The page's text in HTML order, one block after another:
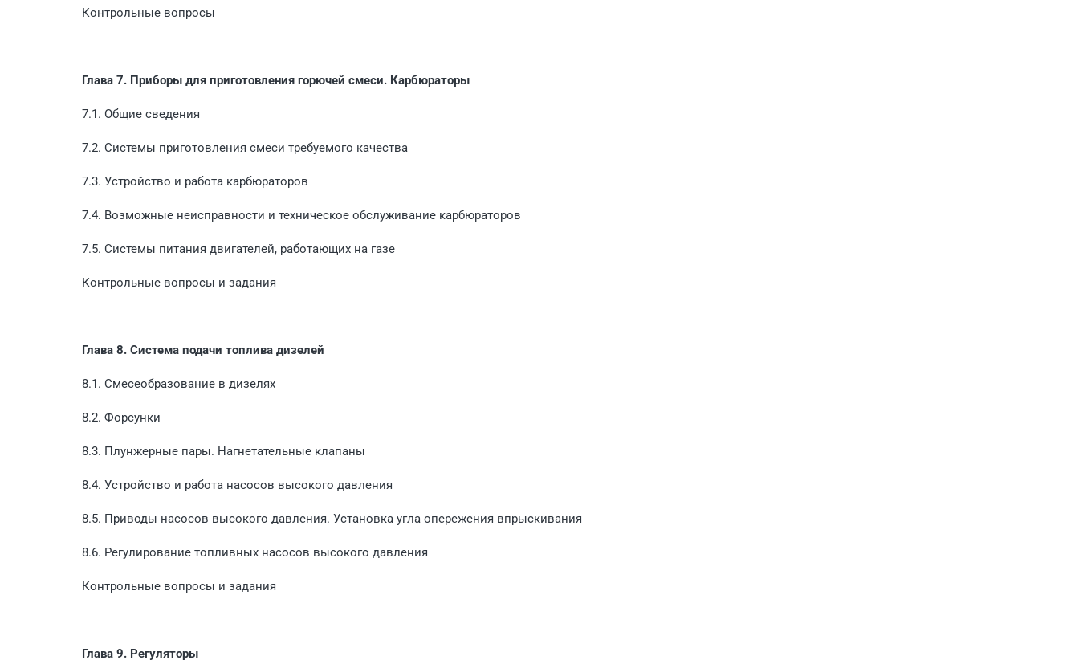
Контрольные вопросы
Глава 7. Приборы для приготовления горючей смеси. Карбюраторы
7.1. Общие сведения
7.2. Системы приготовления смеси требуемого качества
7.3. Устройство и работа карбюраторов
7.4. Возможные неисправности и техническое обслуживание карбюраторов
7.5. Системы питания двигателей, работающих на газе
Контрольные вопросы и задания
Глава 8. Система подачи топлива дизелей
8.1. Смесеобразование в дизелях
8.2. Форсунки
8.3. Плунжерные пары. Нагнетательные клапаны
8.4. Устройство и работа насосов высокого давления
8.5. Приводы насосов высокого давления. Установка угла опережения впрыскивания
8.6. Регулирование топливных насосов высокого давления
Контрольные вопросы и задания
Глава 9. Регуляторы